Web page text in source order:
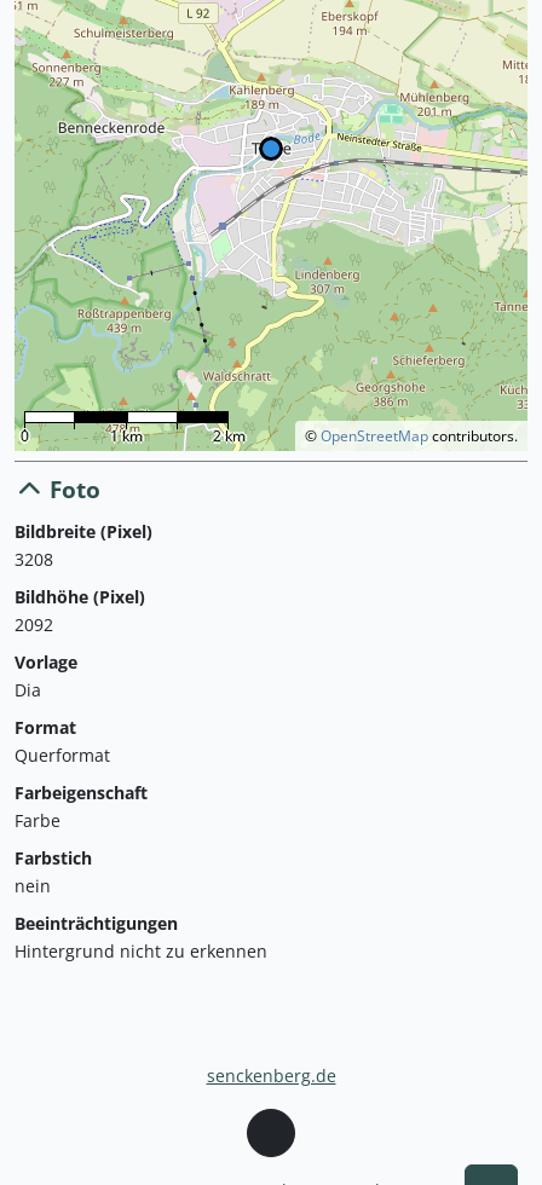
©OpenStreetMapcontributors.
0 1 km 2 km
Foto
Bildbreite (Pixel)
3208
Bildhöhe (Pixel)
2092
Vorlage
Dia
Format
Querformat
Farbeigenschaft
Farbe
Farbstich
nein
Beeinträchtigungen
Hintergrund nicht zu erkennen
senckenberg.de